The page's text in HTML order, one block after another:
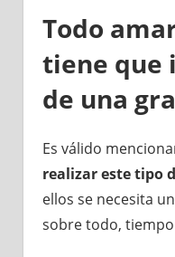
Todo
tiene que
de una
Es válido
realizar este tipo
ellos se necesita
sobre todo,